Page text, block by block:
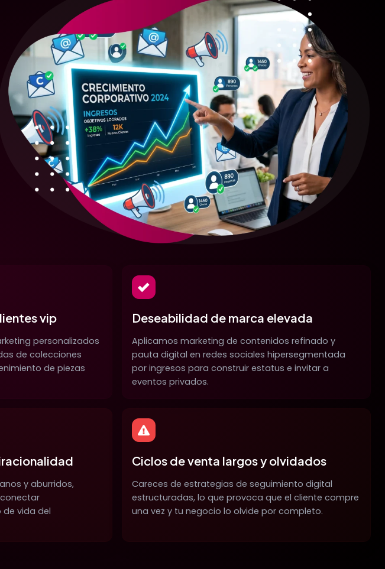
vip
personalizados
de colecciones
de piezas
Deseabilidad de marca elevada
Aplicamos marketing de contenidos refinado y
pauta digital en redes sociales hipersegmentada
por ingresos para construir estatus e invitar a
eventos privados.
y aburridos,
vida del
Ciclos de venta largos y olvidados
Careces de estrategias de seguimiento digital
estructuradas, lo que provoca que el cliente compre
una vez y tu negocio lo olvide por completo.